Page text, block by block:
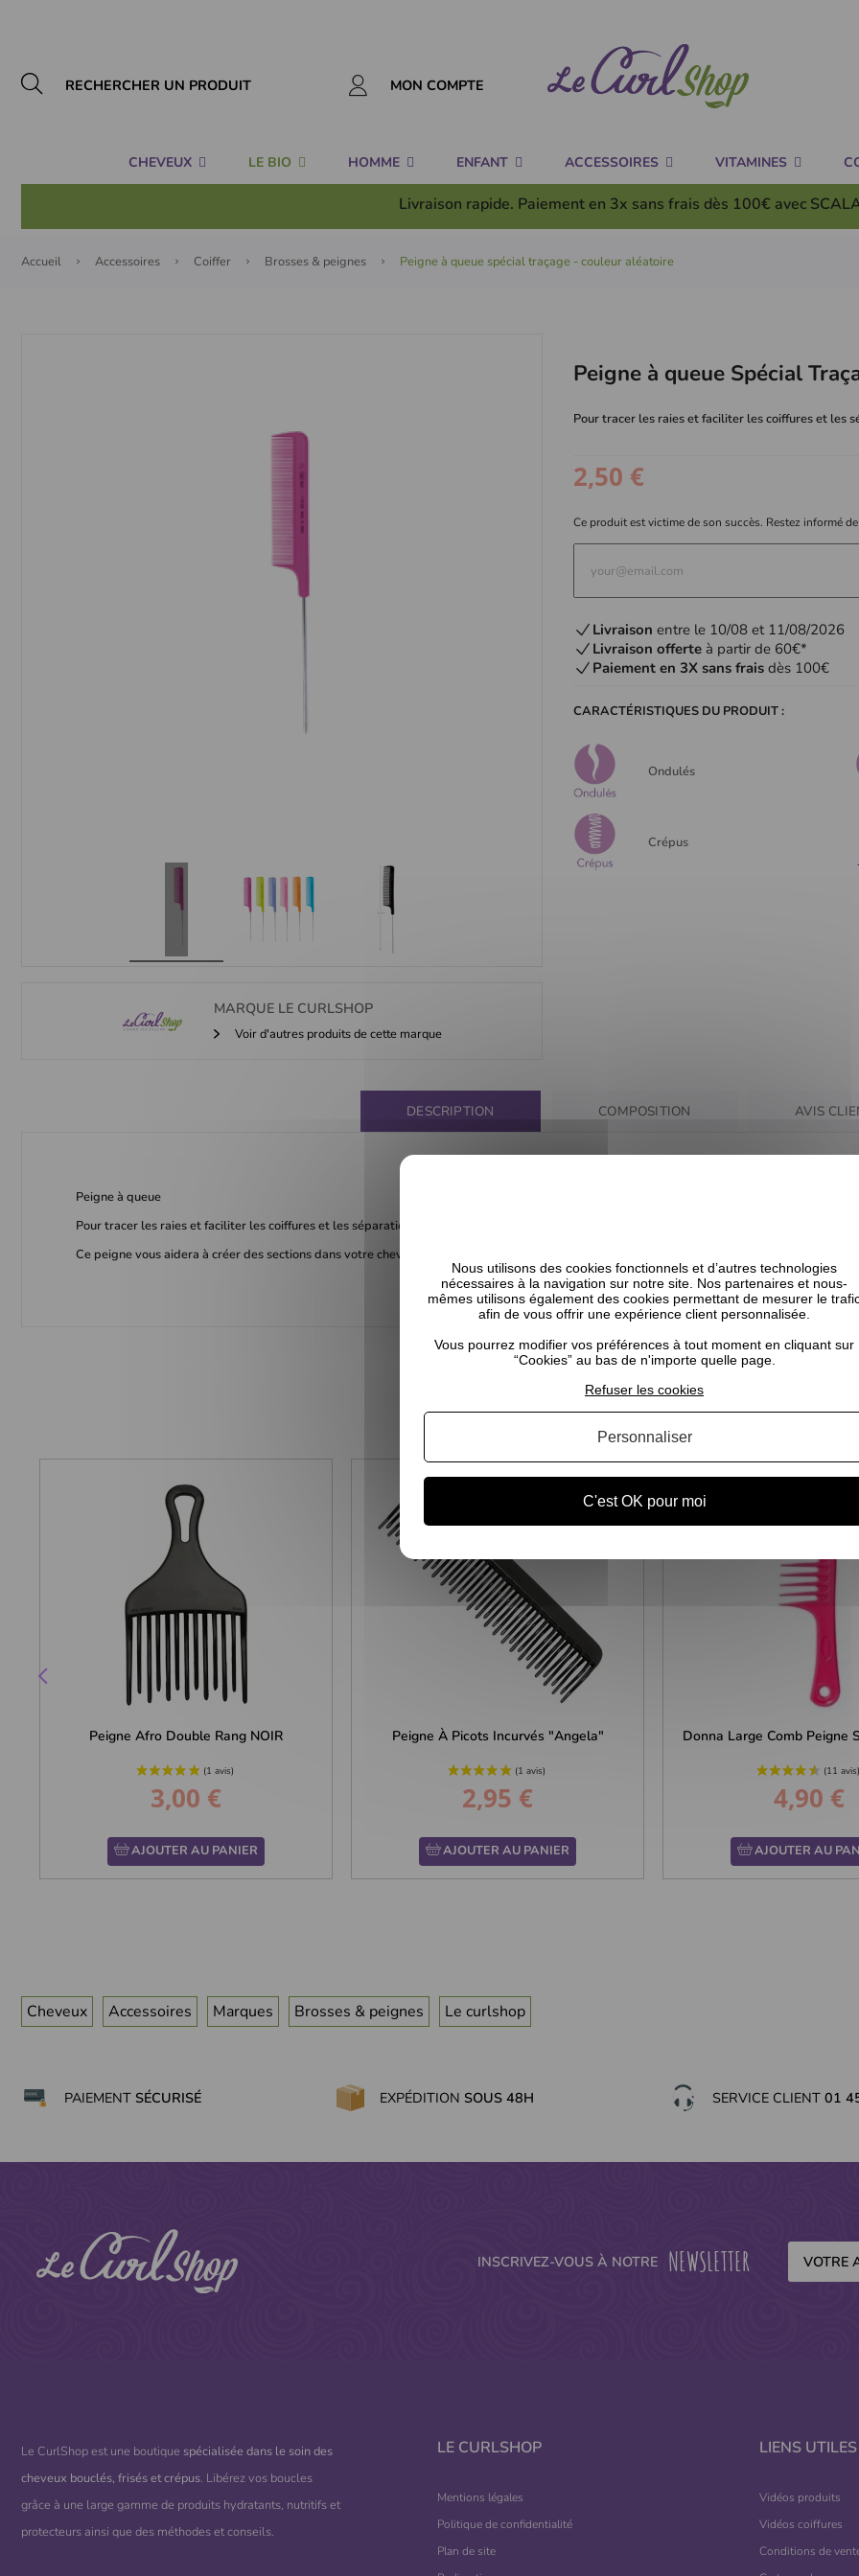
MON COMPTE
CHEVEUX LE BIO HOMME ENFANT ACCESSOIRES VITAMINES
Livraison rapide. Paiement en 3x sans frais dès 100€ avec
Accueil Accessoires Coiffer Brosses & peignes Peigne à queue spécial traçage - couleur aléatoire
MARQUE LE CURLSHOP
Voir d'autres produits de cette marque
Peigne à queue Spécial
Pour tracer les raies et faciliter les coiffures et les
2,50 €
Ce produit est victime de son succès. Restez informé
Livraison entre le 10/08 et 11/08/2026
Livraison offerte à partir de 60€*
Paiement en 3X sans frais dès 100€
CARACTÉRISTIQUES DU PRODUIT :
Ondulés
Crépus
DESCRIPTION COMPOSITION AVIS
Peigne à queue
Pour tracer les raies et faciliter les coiffures et les séparations.
Ce peigne vous aidera à créer des sections dans votre chevelure afin de vous permettre de coiffer vos cheveux selon vos envies.
CELA POURRAIT VOUS INTÉRESSER
Peigne Afro Double Rang NOIR
Prix
3,00 €
AJOUTER AU PANIER
Peigne À Picots Incurvés "Angela"
Prix
2,95 €
AJOUTER AU PANIER
Donna Large Comb Peigne
Prix
4,90 €
AJOUTER AU
Cheveux Accessoires Marques Brosses & peignes Le curlshop
PAIEMENT SÉCURISÉ EXPÉDITION SOUS 48H SERVICE CLIENT 01
INSCRIVEZ-VOUS À NOTRE NEWSLETTER
Le CurlShop est une boutique spécialisée dans le soin des
cheveux bouclés, frisés et crépus. Libérez vos boucles
grâce à une large gamme de produits hydratants, nutritifs et
protecteurs ainsi que des méthodes et conseils.
LE CURLSHOP
Mentions légales
Politique de confidentialité
Plan de site
LIENS UTILES
Vidéos produits
Vidéos coiffures
Conditions de
Nous utilisons des cookies fonctionnels et d’autres technologies
nécessaires à la navigation sur notre site. Nos partenaires et nous-
mêmes utilisons également des cookies permettant de mesurer le
afin de vous offrir une expérience client personnalisée.
Vous pourrez modifier vos préférences à tout moment en cliquant sur
“Cookies” au bas de n'importe quelle page.
C'est OK pour moi
Refuser les cookies
Personnaliser